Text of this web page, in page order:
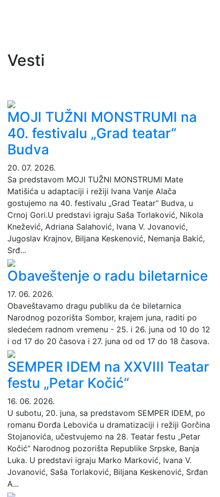
Vesti
MOJI TUŽNI MONSTRUMI na
40. festivalu „Grad teatar“
Budva
20. 07. 2026.
Sa predstavom MOJI TUŽNI MONSTRUMI Mate
Matišića u adaptaciji i režiji Ivana Vanje Alača
gostujemo na 40. festivalu „Grad Teatar“ Budva, u
Crnoj Gori.U predstavi igraju Saša Torlaković, Nikola
Knežević, Adriana Salahović, Ivana V. Jovanović,
Jugoslav Krajnov, Biljana Keskenović, Nemanja Bakić,
Srđ...
Obaveštenje o radu biletarnice
17. 06. 2026.
Obaveštavamo dragu publiku da će biletarnica
Narodnog pozorišta Sombor, krajem juna, raditi po
sledećem radnom vremenu - 25. i 26. juna od 10 do 12
i od 17 do 20 časova i 27. juna od od 17 do 18 časova.
SEMPER IDEM na XXVIII Teatar
festu „Petar Kočić“
16. 06. 2026.
U subotu, 20. juna, sa predstavom SEMPER IDEM, po
romanu Đorđa Lebovića u dramatizaciji i režiji Gorčina
Stojanovića, učestvujemo na 28. Teatar festu „Petar
Kočić“ Narodnog pozorišta Republike Srpske, Banja
Luka. U predstavi igraju Marko Marković, Ivana V.
Jovanović, Saša Torlaković, Biljana Keskenović, Srđan
A...